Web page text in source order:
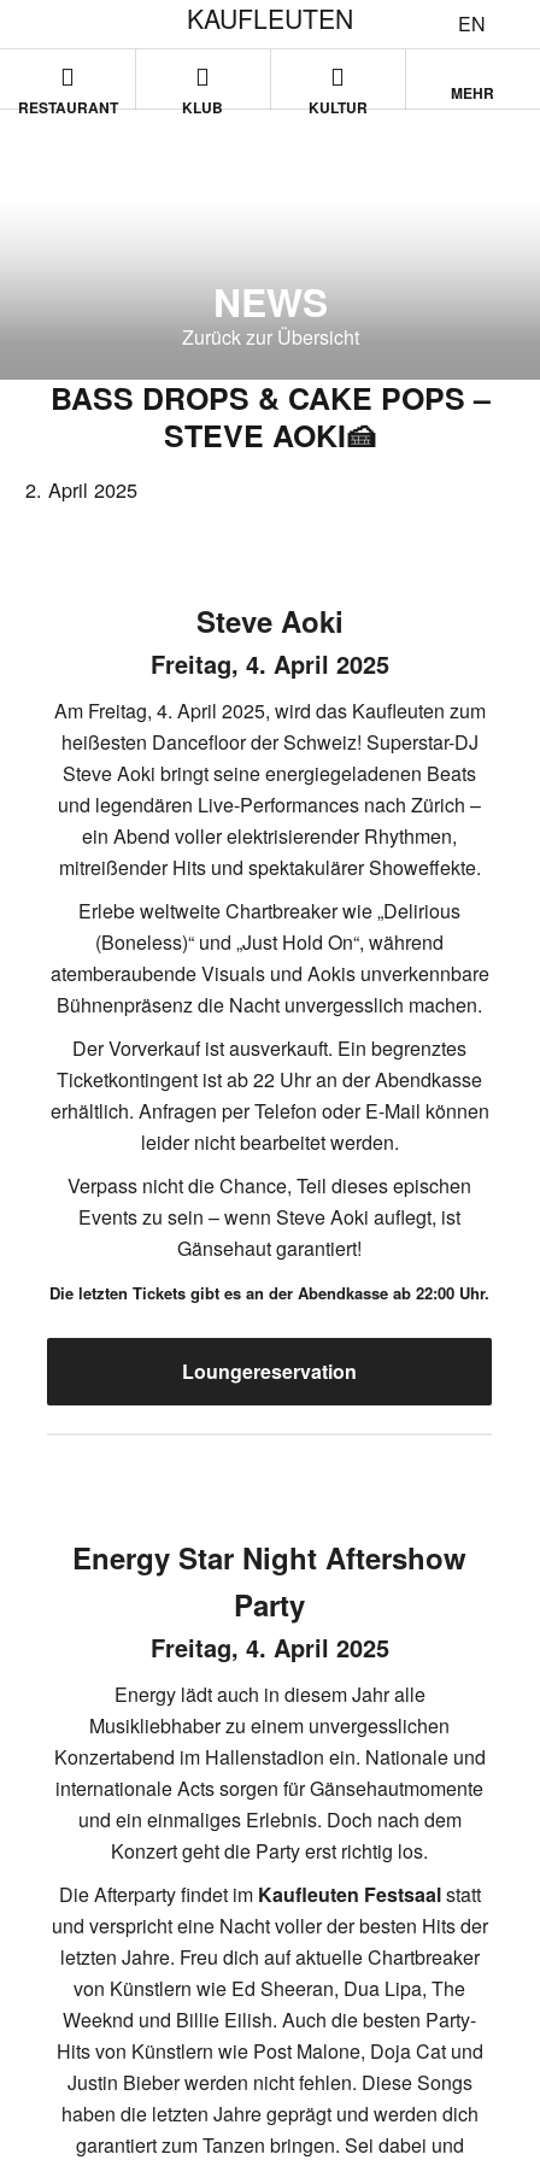
EN
KAUFLEUTEN
RESTAURANT KLUB KULTUR
MEHR
NEWS
Zurück zur Übersicht
BASS DROPS & CAKE POPS –
STEVE AOKI🍰
2. April 2025
Steve Aoki
Freitag, 4. April 2025
Am Freitag, 4. April 2025, wird das Kaufleuten zum
heißesten Dancefloor der Schweiz! Superstar-DJ
Steve Aoki bringt seine energiegeladenen Beats
und legendären Live-Performances nach Zürich –
ein Abend voller elektrisierender Rhythmen,
mitreißender Hits und spektakulärer Showeffekte.
Erlebe weltweite Chartbreaker wie „Delirious
(Boneless)“ und „Just Hold On“, während
atemberaubende Visuals und Aokis unverkennbare
Bühnenpräsenz die Nacht unvergesslich machen.
Der Vorverkauf ist ausverkauft. Ein begrenztes
Ticketkontingent ist ab 22 Uhr an der Abendkasse
erhältlich. Anfragen per Telefon oder E-Mail können
leider nicht bearbeitet werden.
Verpass nicht die Chance, Teil dieses epischen
Events zu sein – wenn Steve Aoki auflegt, ist
Gänsehaut garantiert!
Die letzten Tickets gibt es an der Abendkasse ab 22:00 Uhr.
Loungereservation
Energy Star Night Aftershow
Party
Freitag, 4. April 2025
Energy lädt auch in diesem Jahr alle
Musikliebhaber zu einem unvergesslichen
Konzertabend im Hallenstadion ein. Nationale und
internationale Acts sorgen für Gänsehautmomente
und ein einmaliges Erlebnis. Doch nach dem
Konzert geht die Party erst richtig los.
Die Afterparty findet im Kaufleuten Festsaalstatt
und verspricht eine Nacht voller der besten Hits der
letzten Jahre. Freu dich auf aktuelle Chartbreaker
von Künstlern wie Ed Sheeran, Dua Lipa, The
Weeknd und Billie Eilish. Auch die besten Party-
Hits von Künstlern wie Post Malone, Doja Cat und
Justin Bieber werden nicht fehlen. Diese Songs
haben die letzten Jahre geprägt und werden dich
garantiert zum Tanzen bringen. Sei dabei und